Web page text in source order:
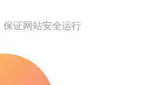
保证网站安全运行